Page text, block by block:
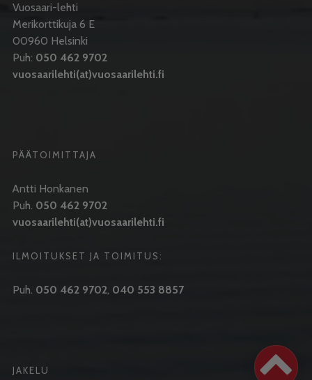
Vuosaari-lehti
Merikorttikuja 6 E
00960 Helsinki
Puh: 050 462 9702
vuosaarilehti(at)vuosaarilehti.fi
PÄÄTOIMITTAJA
Antti Honkanen
Puh. 050 462 9702
vuosaarilehti(at)vuosaarilehti.fi
ILMOITUKSET JA TOIMITUS:
Puh. 050 462 9702, 040 553 8857
JAKELU